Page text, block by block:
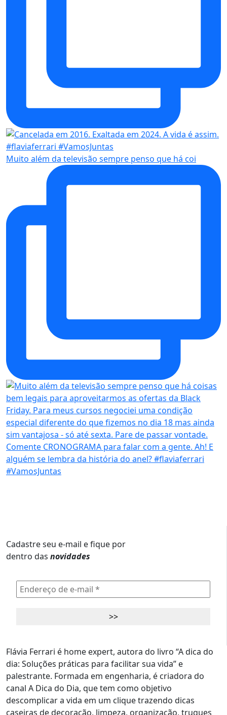
Muito além da televisão sempre penso que há coi
Cadastre seu e-mail e fique por
dentro das novidades
Flávia Ferrari é home expert, autora do livro “A dica do
dia: Soluções práticas para facilitar sua vida” e
palestrante. Formada em engenharia, é criadora do
canal A Dica do Dia, que tem como objetivo
descomplicar a vida em um clique trazendo dicas
caseiras de decoração, limpeza, organização, truques